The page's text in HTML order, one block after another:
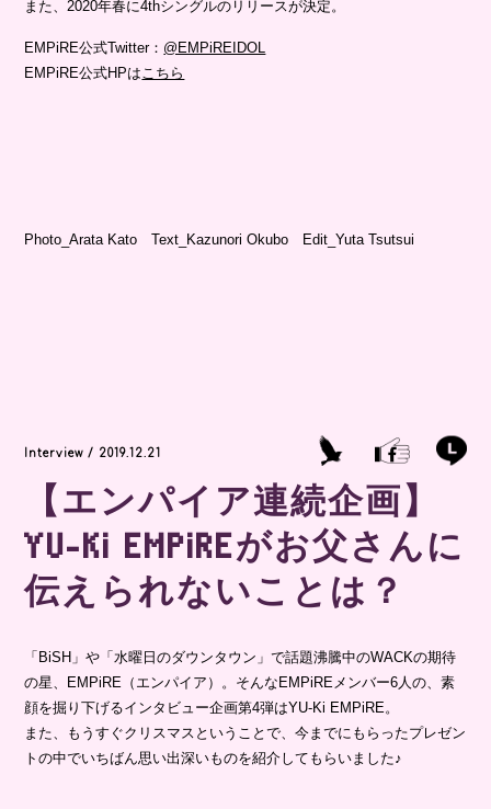
また、2020年春に4thシングルのリリースが決定。
EMPiRE公式Twitter： @EMPiREIDOL
EMPiRE公式HPは こちら
Photo_Arata Kato Text_Kazunori Okubo Edit_Yuta Tsutsui
Interview / 2019.12.21
【エンパイア連続企画】
YU-Ki EMPiREがお父さんに
伝えられないことは？
「BiSH」や「水曜日のダウンタウン」で話題沸騰中のWACKの期待
の星、EMPiRE（エンパイア）。そんなEMPiREメンバー6人の、素
顔を掘り下げるインタビュー企画第4弾はYU-Ki EMPiRE。
また、もうすぐクリスマスということで、今までにもらったプレゼン
トの中でいちばん思い出深いものを紹介してもらいました♪